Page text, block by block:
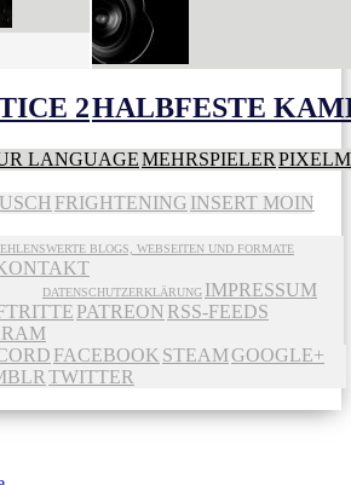
2HALBFESTE
LANGUAGEMEHRSPIELER
FRIGHTENING INSERT MOIN
BLOGS, WEBSEITEN UND FORMATE
DATENSCHUTZERKLÄRUNG IMPRESSUM
PATREON RSS-FEEDS
FACEBOOK STEAMGOOGLE+
TWITTER